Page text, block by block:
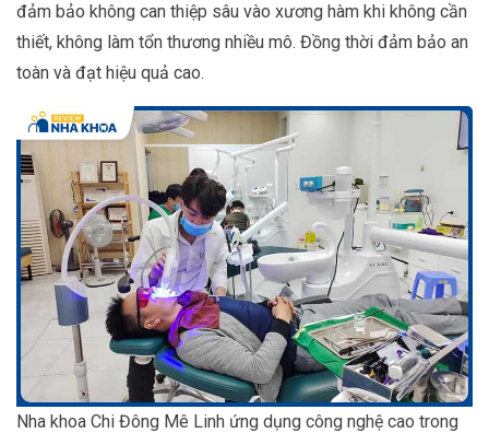
đảm bảo không can thiệp sâu vào xương hàm khi không cần
thiết, không làm tổn thương nhiều mô. Đồng thời đảm bảo an
toàn và đạt hiệu quả cao.
Nha khoa Chi Đông Mê Linh ứng dụng công nghệ cao trong